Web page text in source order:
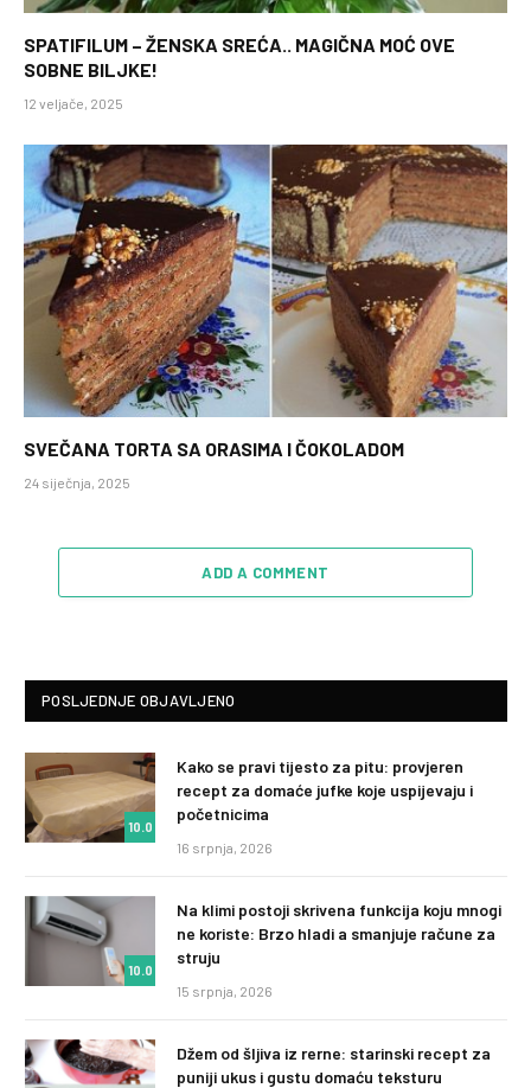
SPATIFILUM – ŽENSKA SREĆA.. MAGIČNA MOĆ OVE
SOBNE BILJKE!
12 veljače, 2025
SVEČANA TORTA SA ORASIMA I ČOKOLADOM
24 siječnja, 2025
ADD A COMMENT
POSLJEDNJE OBJAVLJENO
10.0
Kako se pravi tijesto za pitu: provjeren
recept za domaće jufke koje uspijevaju i
početnicima
16 srpnja, 2026
10.0
Na klimi postoji skrivena funkcija koju mnogi
ne koriste: Brzo hladi a smanjuje račune za
struju
15 srpnja, 2026
Džem od šljiva iz rerne: starinski recept za
puniji ukus i gustu domaću teksturu